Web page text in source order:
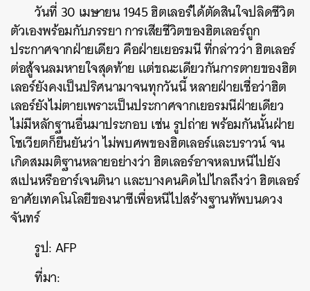
วันที่ 30 เมษายน 1945 ฮิตเลอร์ได้ตัดสินใจปลิดชีวิต
ตัวเองพร้อมกับภรรยา การเสียชีวิตของฮิตเลอร์ถูก
ประกาศจากฝ่ายเดียว คือฝ่ายเยอรมนี ที่กล่าวว่า ฮิตเลอร์
ต่อสู้จนลมหายใจสุดท้าย แต่ขณะเดียวกันการตายของฮิต
เลอร์ยังคงเป็นปริศนามาจนทุกวันนี้ หลายฝ่ายเชื่อว่าฮิต
เลอร์ยังไม่ตายเพราะเป็นประกาศจากเยอรมนีฝ่ายเดียว
ไม่มีหลักฐานอื่นมาประกอบ เช่น รูปถ่าย พร้อมกันนั้นฝ่าย
โซเวียตก็ยืนยันว่า ไม่พบศพของฮิตเลอร์และบราวน์ จน
เกิดสมมติฐานหลายอย่างว่า ฮิตเลอร์อาจหลบหนีไปยัง
สเปนหรืออาร์เจนตินา และบางคนคิดไปไกลถึงว่า ฮิตเลอร์
อาศัยเทคโนโลยีของนาซีเพื่อหนีไปสร้างฐานทัพบนดวง
จันทร์
รูป: AFP
ที่มา: